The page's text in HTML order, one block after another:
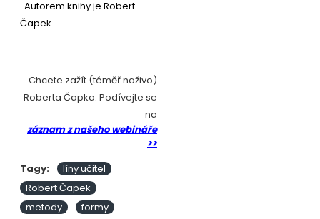
. Autorem knihy je Robert
Čapek.
Chcete zažít (téměř naživo)
Roberta Čapka. Podívejte se
na
záznam z našeho webináře
>>
Tagy:
líny učitel
Robert Čapek
metody
formy